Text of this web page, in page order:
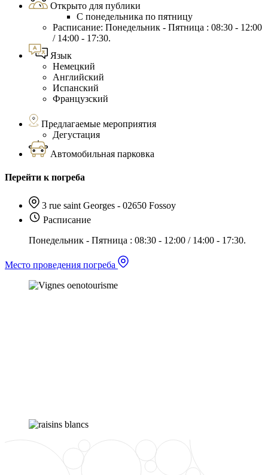
Открыто для публики
С понедельника по пятницу
Расписание: Понедельник - Пятница : 08:30 - 12:00
/ 14:00 - 17:30.
Язык
Немецкий
Английский
Испанский
Французский
Предлагаемые мероприятия
Дегустация
Автомобильная парковка
Перейти к погреба
3 rue saint Georges - 02650 Fossoy
Расписание
Понедельник - Пятница : 08:30 - 12:00 / 14:00 - 17:30.
Место проведения погреба